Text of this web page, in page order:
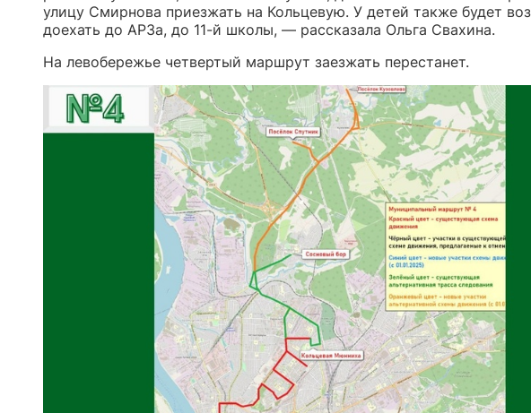
улицу Смирнова приезжать на Кольцевую. У детей также будет
доехать до АРЗа, до 11-й школы, — рассказала Ольга Свахина.
На левобережье четвертый маршрут заезжать перестанет.